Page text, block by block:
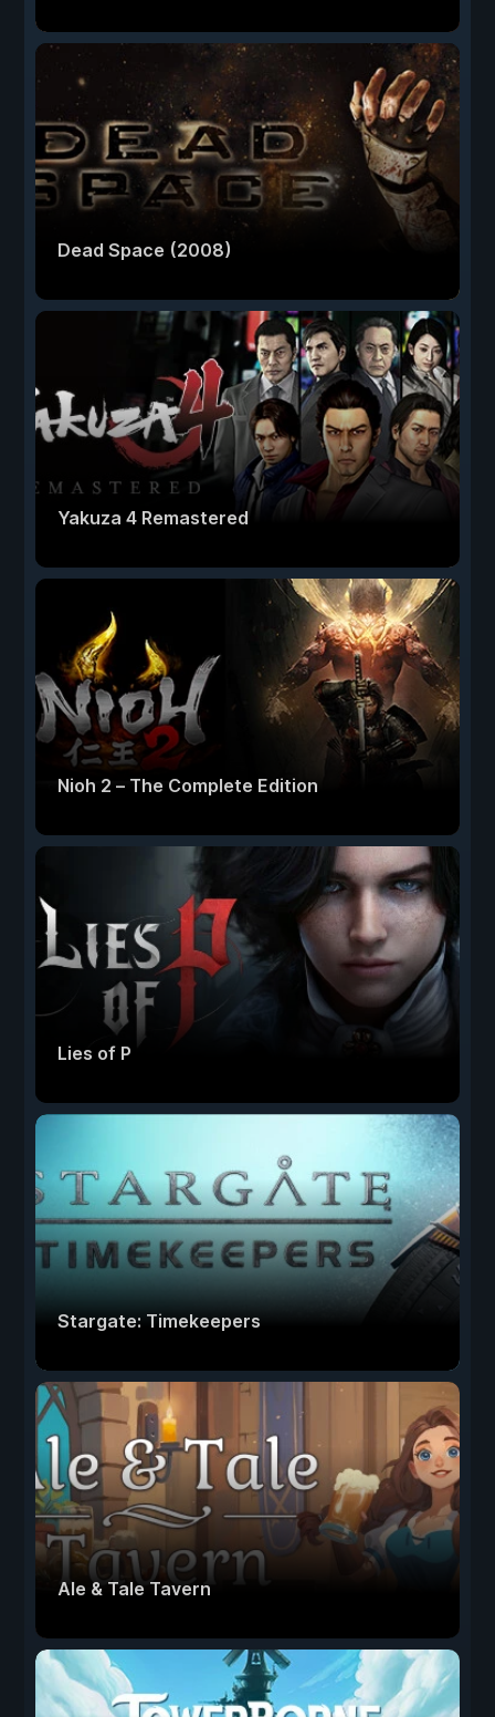
Dead Space (2008)
Yakuza 4 Remastered
Nioh 2 – The Complete Edition
Lies of P
Stargate: Timekeepers
Ale & Tale Tavern